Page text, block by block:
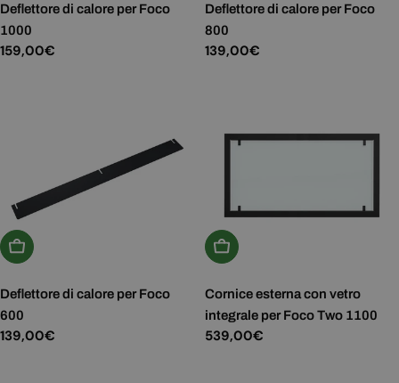
Deflettore di calore per Foco
1000
Prezzo
159,00€
Deflettore di calore per Foco
800
Prezzo
139,00€
Aggiungi Al Carrello
Deflettore di calore per Foco
600
Prezzo
139,00€
Aggiungi Al Carrello
Cornice esterna con vetro
integrale per Foco Two 1100
Prezzo
539,00€